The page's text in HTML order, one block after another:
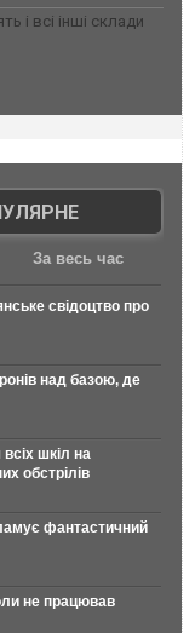
і всі інші склади
За весь час
свідоцтво про
над базою, де
шкіл на
обстрілів
фантастичний
не працював